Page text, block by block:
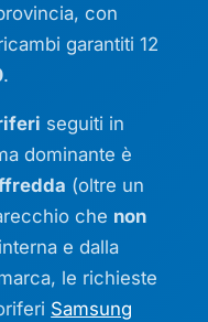
con
garantiti 12
.
seguiti in
dominante è
(oltre un
che non
interna e dalla
le richieste
Samsung